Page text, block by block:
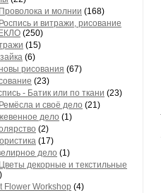
и молнии (168)
и витражи, рисование
(250)
(15)
(6)
рисования (67)
(23)
- Батик или по ткани (23)
и своё дело (21)
дело (1)
(2)
(17)
дело (1)
декорные и текстильные
Flower Workshop (4)